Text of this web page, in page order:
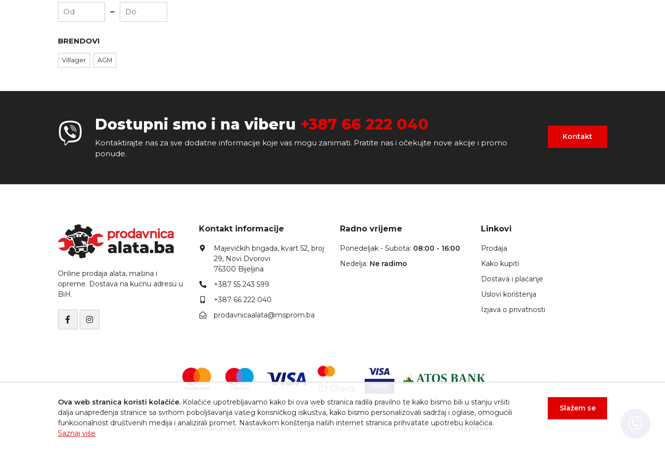
-
BRENDOVI
Villager AGM
Dostupni smo i na viberu +387 66 222 040
Kontaktirajte nas za sve dodatne informacije koje vas mogu zanimati. Pratite nas i očekujte nove akcije i promo
ponude.
Kontakt
Online prodaja alata, mašina i
opreme. Dostava na kućnu adresu u
BiH.
Kontakt informacije
Majevičkih brigada, kvart 52, broj
29, Novi Dvorovi
76300 Bijeljina
+387 55 243 599
+387 66 222 040
prodavnicaalata@msprom.ba
Radno vrijeme
Ponedeljak - Subota: 08:00 - 16:00
Nedelja: Ne radimo
Linkovi
Prodaja
Kako kupiti
Dostava i plaćanje
Uslovi korištenja
Izjava o privatnosti
© 2026mail.prodavnicaalata.ba . Sva prava zadržana. | Hosted & developed by itsystem
Ova web stranica koristi kolačiće. Kolačiće upotrebljavamo kako bi ova web stranica radila pravilno te kako bismo bili u stanju vršiti
dalja unapređenja stranice sa svrhom poboljšavanja vašeg korisničkog iskustva, kako bismo personalizovali sadržaj i oglase, omogućili
funkcionalnost društvenih medija i analizirali promet. Nastavkom korištenja naših internet stranica prihvatate upotrebu kolačića.
Saznaj više
Slažem se